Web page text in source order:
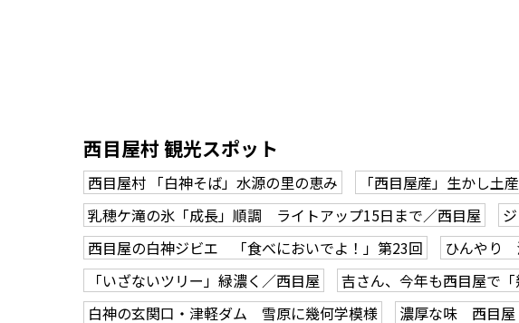
西目屋村 観光スポット
西目屋村 「白神そば」水源の里の恵み
「西目屋産」生かし
乳穂ケ滝の氷「成長」順調 ライトアップ15日まで／西目屋
西目屋の白神ジビエ 「食べにおいでよ！」第23回
ひんやり
「いざないツリー」緑濃く／西目屋
吉さん、今年も西目屋で
白神の玄関口・津軽ダム 雪原に幾何学模様
濃厚な味 西目屋